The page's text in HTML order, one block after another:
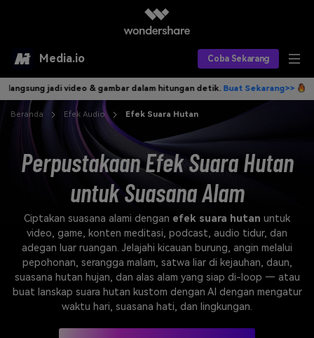
Media.io Coba Sekarang
Alat AI
AI Video
AI Gambar
AI Audio
Model AI yang Didukung
Asisten Video AI
Editor Video AI
Editor Gambar AI
Editor Audio AI
Find More Solutions >>
Efek AI
Efek Video
Efek Foto
Sumber Daya
Panduan Pengguna Apa yang Baru
Harga
Veo3 TOP
jadi video & gambar dalam hitungan detik.Buat Sekarang>> Tulis
Beranda Efek Audio Efek Suara Hutan
Perpustakaan Efek Suara Hutan
untuk Suasana Alam
Ciptakan suasana alami dengan efek suara hutan untuk
video, game, konten meditasi, podcast, audio tidur, dan
adegan luar ruangan. Jelajahi kicauan burung, angin melalui
pepohonan, serangga malam, satwa liar di kejauhan, daun,
suasana hutan hujan, dan alas alam yang siap di-loop — atau
buat lanskap suara hutan kustom dengan AI dengan mengatur
waktu hari, suasana hati, dan lingkungan.